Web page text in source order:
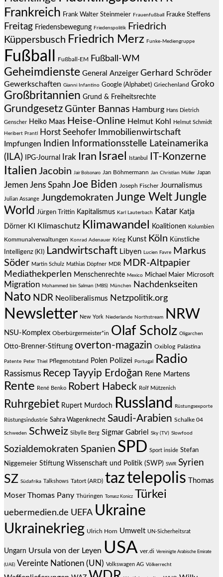
Frankreich Frank Walter Steinmeier Frauenfußball Frauke Steffens
Freitag Friedensbewegung Friedenspolitik
Friedrich
Küppersbusch Friedrich Merz Funke-Mediengruppe
Fußball Fußball-EM Fußball-WM
Geheimdienste General Anzeiger Gerhard Schröder
Gewerkschaften Gianni Infantino Google (Alphabet) Griechenland Groko
Großbritannien Grund & Freiheitsrechte
Grundgesetz Günter Bannas Hamburg Hans Dietrich
Genscher Heiko Maas Heise-Online Helmut Kohl Helmut Schmidt
Heribert Prantl Horst Seehofer Immobilienwirtschaft
Impfungen Indien Informationsstelle Lateinamerika
(ILA)
IPG-Journal Irak Iran Israel Istanbul IT-Konzerne
Italien Jacobin Jair Bolsonaro Jan Böhmermann Jan Christian Müller Japan
Jemen Jens Spahn Joe Biden Joseph Fischer Journalismus
Julian Assange Jungdemokraten Junge WeltJungle
World
Jürgen Trittin Kapitalismus Karl Lauterbach Katar Katja
Dörner KI Klimaschutz Klimawandel Koalitionen Kolumbien
Kommunalverwaltungen Konrad Adenauer Krieg Kunst Köln Künstliche
Intelligenz (KI) Landwirtschaft Libyen Lucien Favre
Markus
Söder Martin Schulz Mathias Döpfner MDR MDR-Altpapier
Mediathekperlen Menschenrechte Mexico Michael Maier Microsoft
Migration Mohammed bin Salman (MBS) München Nachdenkseiten
Nato NDR Neoliberalismus Netzpolitik.org
Newsletter New York Niederlande Northstream NRW
NSU-Komplex Oberbürgermeister*in Olaf Scholz Oligarchen
Otto-Brenner-Stiftung overton-magazin Oxiblog Palästina
Patente Peter Thiel Pflegenotstand Polen Polizei Portugal Radio
Rassismus Recep Tayyip Erdoğan Rene Martens
Rente René Benko Robert Habeck Rolf Mützenich
Ruhrgebiet Rupert Murdoch Russland Rüstungsexporte
Rüstungsindustrie Sahra Wagenknecht Saudi-Arabien Schalke 04
Schweden Schweiz Sibylle Berg Sigmar Gabriel Sky (TV) Slowfood
Sozialdemokraten Spanien SPD Sport inside Stefan
Niggemeier Stiftung Wissenschaft und Politik (SWP) SWR Syrien
SZ Südafrika Talkshows Tatort (ARD) taztelepolis Thomas
Moser Thomas Pany Thüringen Tomasz Konicz Türkei
uebermedien.de UEFA Ukraine
Ukrainekrieg Ulrich Horn Umwelt UN-Sicherheitsrat
Ungarn Ursula von der Leyen USA ver.di Vereinigte Arabische Emirate
(UAE) Vereinte Nationen (UN) Volkswagen AG Völkerrecht